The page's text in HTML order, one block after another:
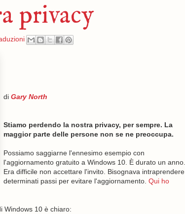
privacy
di Gary North
Stiamo perdendo la nostra privacy, per sempre. La
maggior parte delle persone non se ne preoccupa.
Possiamo saggiarne l'ennesimo esempio con
l'aggiornamento gratuito a Windows 10. È durato un anno.
Era difficile non accettare l'invito. Bisognava intraprendere
determinati passi per evitare l'aggiornamento. Qui ho
Windows 10 è chiaro: